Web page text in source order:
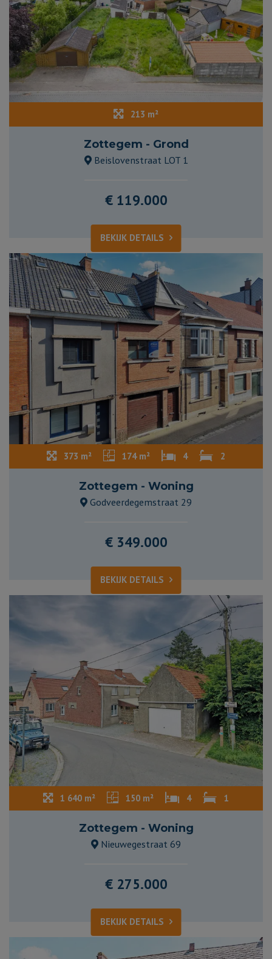
213 m²
Zottegem - Grond
Beislovenstraat LOT 1
€ 119.000
BEKIJK DETAILS
373 m² 174 m² 4 2
Zottegem - Woning
Godveerdegemstraat 29
€ 349.000
BEKIJK DETAILS
1 640 m² 150 m² 4 1
Zottegem - Woning
Nieuwegestraat 69
€ 275.000
BEKIJK DETAILS